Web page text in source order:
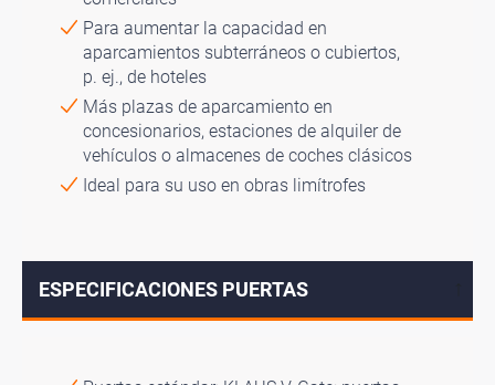
Para aumentar la capacidad en
aparcamientos subterráneos o cubiertos,
p. ej., de hoteles
Más plazas de aparcamiento en
concesionarios, estaciones de alquiler de
vehículos o almacenes de coches clásicos
Ideal para su uso en obras limítrofes
ESPECIFICACIONES PUERTAS